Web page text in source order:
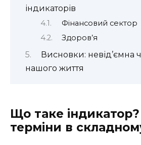
індикаторів
Фінансовий сектор
Здоров’я
Висновки: невід’ємна
нашого життя
Що таке індикатор?
терміни в